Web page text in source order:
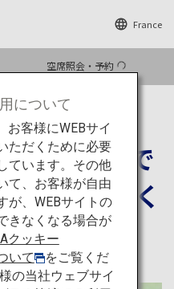
France
空席照会・予約
寿司を味わい尽くす旅
観光列車で
味わい尽く
について
お客様にWEBサイ
ただくために必要
ています。その他
て、お客様が自由
が、WEBサイトの
きなくなる場合が
クッキー
いて
をご覧くだ
の当社ウェブサイ